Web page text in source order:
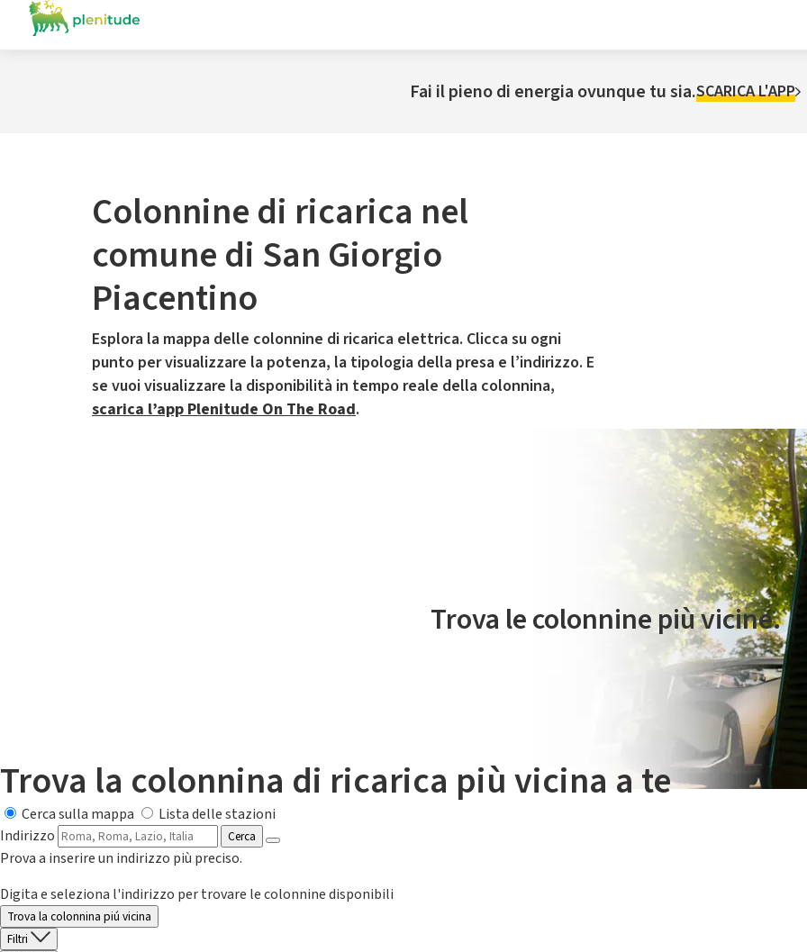
Fai il pieno di energia ovunque tu sia.SCARICA L'APP
Colonnine di ricarica nel
comune di San Giorgio
Piacentino
Esplora la mappa delle colonnine di ricarica elettrica. Clicca su ogni
punto per visualizzare la potenza, la tipologia della presa e l’indirizzo. E
se vuoi visualizzare la disponibilità in tempo reale della colonnina,
scarica l’app Plenitude On The Road.
Il servizio di mobilità elettrica è gestito da Plenitude On The Road
Trova le colonnine più vicine.
Trova la colonnina di ricarica più vicina a te
Cerca sulla mappa
Lista delle stazioni
Indirizzo
Cerca
Prova a inserire un indirizzo più preciso.
Digita e seleziona l'indirizzo per trovare le colonnine disponibili
Trova la colonnina piú vicina
Filtri